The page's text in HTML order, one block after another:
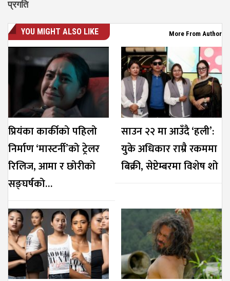
प्रगति
YOU MIGHT ALSO LIKE More From Author
प्रियंका कार्कीको पहिलो
निर्माण ‘मास्टर्नी’को ट्रेलर
रिलिज, आमा र छोरीको
सङ्घर्षको…
साउन २२ मा आउँदै ‘हली’:
युके अधिकार राम्रै रकममा
बिक्री, सेप्टेम्बरमा विशेष शो